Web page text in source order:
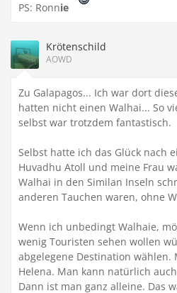
PS: Ronnie
Krötenschild
AOWD
Zu Galapagos... Ich war dort
hatten nicht einen Walhai... So
selbst war trotzdem fantastisch.
Selbst hatte ich das Glück nach
Huvadhu Atoll und meine Frau
Walhai in den Similan Inseln
anderen Tauchen waren, ohne
Wenn ich unbedingt Walhaie,
wenig Touristen sehen wollen
abgelegene Destination wählen.
Helena. Man kann natürlich
Dann ist man ganz alleine. Das